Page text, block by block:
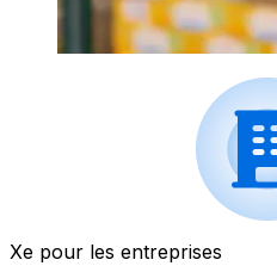
Xe pour les entreprises